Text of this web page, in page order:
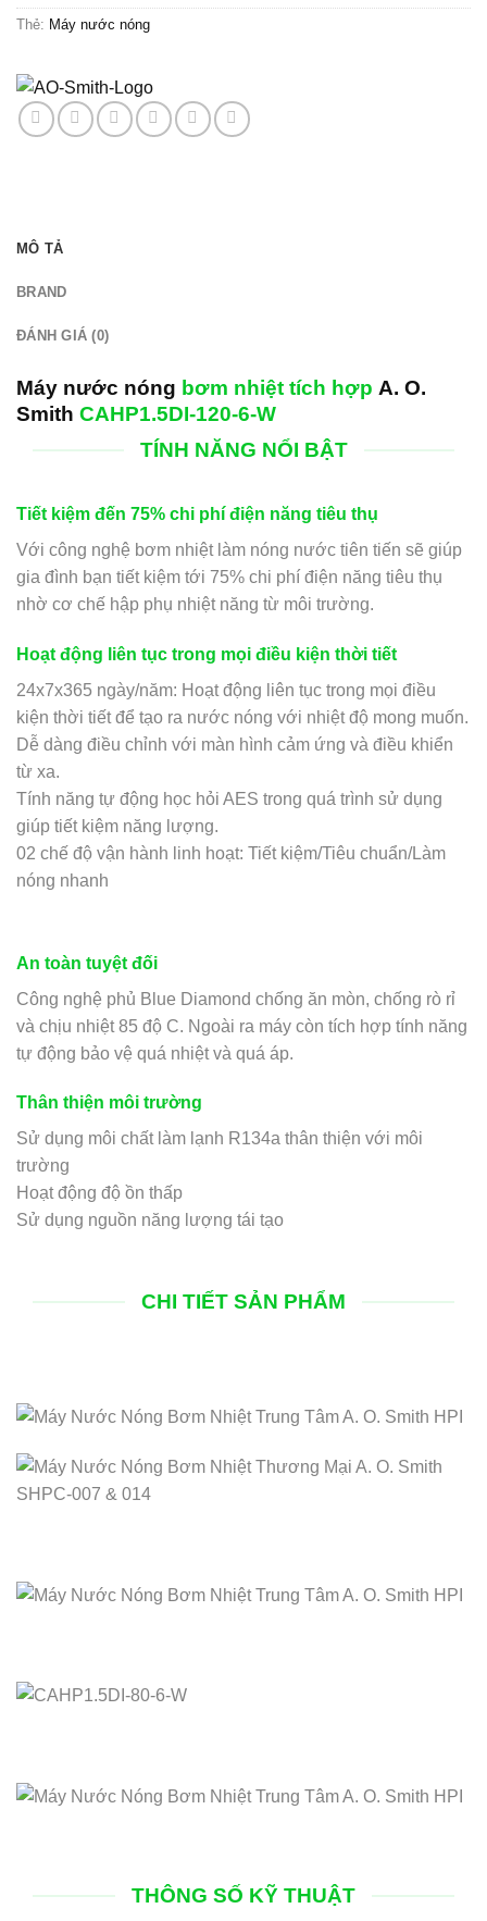
Thẻ: Máy nước nóng
MÔ TẢ
BRAND
ĐÁNH GIÁ (0)
Máy nước nóng bơm nhiệt tích hợp A. O.
Smith CAHP1.5DI-120-6-W
TÍNH NĂNG NỔI BẬT
Tiết kiệm đến 75% chi phí điện năng tiêu thụ
Với công nghệ bơm nhiệt làm nóng nước tiên tiến sẽ giúp
gia đình bạn tiết kiệm tới 75% chi phí điện năng tiêu thụ
nhờ cơ chế hập phụ nhiệt năng từ môi trường.
Hoạt động liên tục trong mọi điều kiện thời tiết
24x7x365 ngày/năm: Hoạt động liên tục trong mọi điều
kiện thời tiết để tạo ra nước nóng với nhiệt độ mong muốn.
Dễ dàng điều chỉnh với màn hình cảm ứng và điều khiển
từ xa.
Tính năng tự động học hỏi AES trong quá trình sử dụng
giúp tiết kiệm năng lượng.
02 chế độ vận hành linh hoạt: Tiết kiệm/Tiêu chuẩn/Làm
nóng nhanh
An toàn tuyệt đối
Công nghệ phủ Blue Diamond chống ăn mòn, chống rò rỉ
và chịu nhiệt 85 độ C. Ngoài ra máy còn tích hợp tính năng
tự động bảo vệ quá nhiệt và quá áp.
Thân thiện môi trường
Sử dụng môi chất làm lạnh R134a thân thiện với môi
trường
Hoạt động độ ồn thấp
Sử dụng nguồn năng lượng tái tạo
CHI TIẾT SẢN PHẨM
THÔNG SỐ KỸ THUẬT